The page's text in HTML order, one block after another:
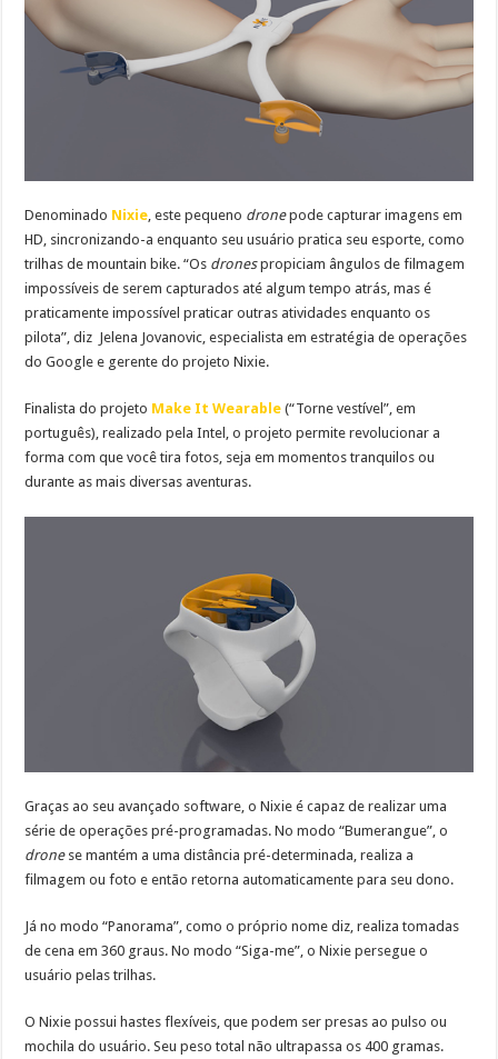
Denominado Nixie , este pequeno dronepode capturar imagens em
HD, sincronizando-a enquanto seu usuário pratica seu esporte, como
trilhas de mountain bike. “Os dronespropiciam ângulos de filmagem
impossíveis de serem capturados até algum tempo atrás, mas é
praticamente impossível praticar outras atividades enquanto os
pilota”, diz Jelena Jovanovic, especialista em estratégia de operações
do Google e gerente do projeto Nixie.
Finalista do projeto Make It Wearable (“Torne vestível”, em
português), realizado pela Intel, o projeto permite revolucionar a
forma com que você tira fotos, seja em momentos tranquilos ou
durante as mais diversas aventuras.
Graças ao seu avançado software, o Nixie é capaz de realizar uma
série de operações pré-programadas. No modo “Bumerangue”, o
drone se mantém a uma distância pré-determinada, realiza a
filmagem ou foto e então retorna automaticamente para seu dono.
Já no modo “Panorama”, como o próprio nome diz, realiza tomadas
de cena em 360 graus. No modo “Siga-me”, o Nixie persegue o
usuário pelas trilhas.
O Nixie possui hastes flexíveis, que podem ser presas ao pulso ou
mochila do usuário. Seu peso total não ultrapassa os 400 gramas.